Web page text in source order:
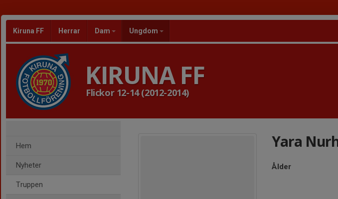
Kiruna FF Herrar Dam Ungdom
KIRUNA FF
Flickor 12-14 (2012-2014)
Hem
Nyheter
Truppen
Yara
Ålder